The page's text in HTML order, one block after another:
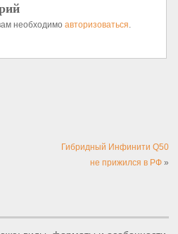
необходимоавторизоваться.
Гибридный Инфинити Q50
не прижился в РФ»